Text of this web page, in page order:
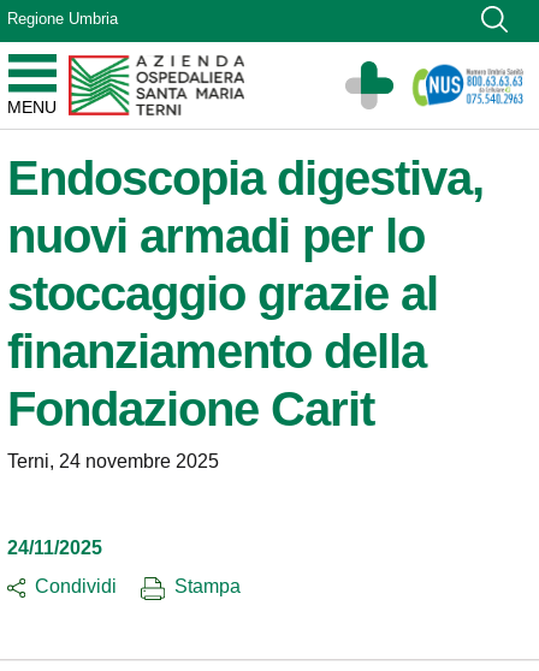
Vai ai contenuti
Vai al menu di navigazione
Vai al footer
Regione Umbria
MENU
Azienda Ospedaliera Santa Maria di Terni
Sito Istituzionale
Endoscopia digestiva,
nuovi armadi per lo
stoccaggio grazie al
finanziamento della
Fondazione Carit
Terni, 24 novembre 2025
24/11/2025
Condividi
Stampa